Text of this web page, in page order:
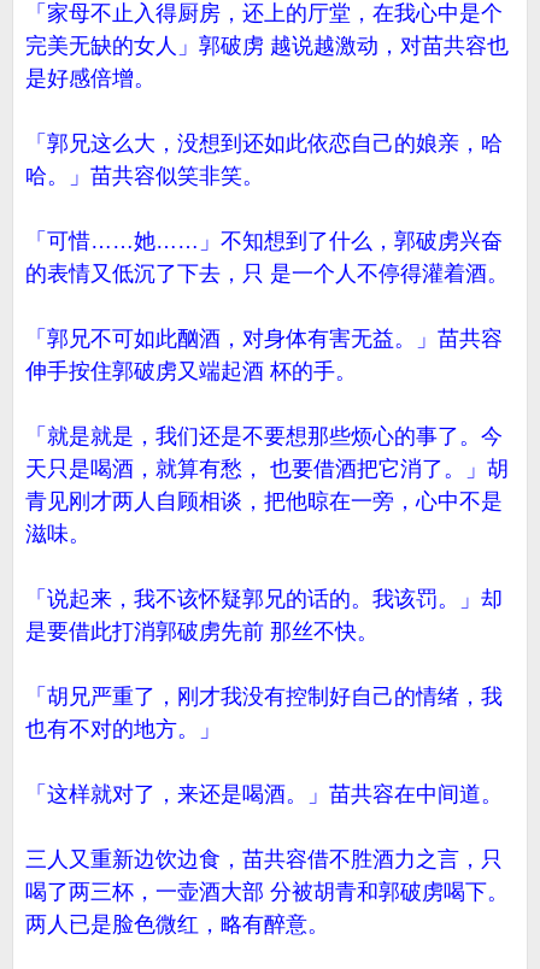
「家母不止入得厨房，还上的厅堂，在我心中是个
完美无缺的女人」郭破虏 越说越激动，对苗共容也
是好感倍增。
「郭兄这么大，没想到还如此依恋自己的娘亲，哈
哈。」苗共容似笑非笑。
「可惜……她……」不知想到了什么，郭破虏兴奋
的表情又低沉了下去，只 是一个人不停得灌着酒。
「郭兄不可如此酗酒，对身体有害无益。」苗共容
伸手按住郭破虏又端起酒 杯的手。
「就是就是，我们还是不要想那些烦心的事了。今
天只是喝酒，就算有愁， 也要借酒把它消了。」胡
青见刚才两人自顾相谈，把他晾在一旁，心中不是
滋味。
「说起来，我不该怀疑郭兄的话的。我该罚。」却
是要借此打消郭破虏先前 那丝不快。
「胡兄严重了，刚才我没有控制好自己的情绪，我
也有不对的地方。」
「这样就对了，来还是喝酒。」苗共容在中间道。
三人又重新边饮边食，苗共容借不胜酒力之言，只
喝了两三杯，一壶酒大部 分被胡青和郭破虏喝下。
两人已是脸色微红，略有醉意。